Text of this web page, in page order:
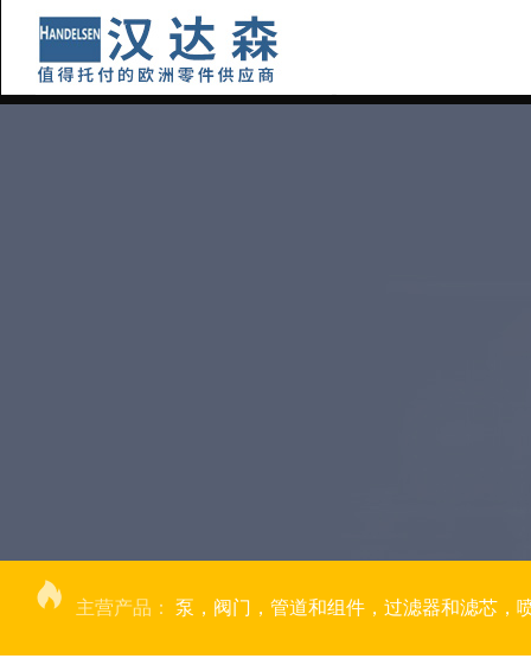
主营产品： 泵，阀门，管道和组件，过滤器和滤芯，